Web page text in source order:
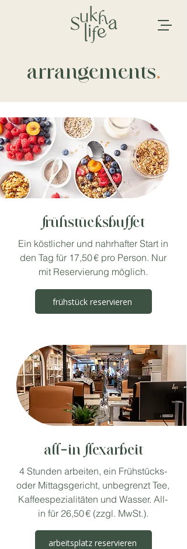
arrangements.
frühstücksbuffet
Ein köstlicher und nahrhafter Start in
den Tag für 17,50 € pro Person. Nur
mit Reservierung möglich.
frühstück reservieren
all-in flexarbeit
4 Stunden arbeiten, ein Frühstücks-
oder Mittagsgericht, unbegrenzt Tee,
Kaffeespezialitäten und Wasser. All-
in für 26,50 € (zzgl. MwSt.).
arbeitsplatz reservieren